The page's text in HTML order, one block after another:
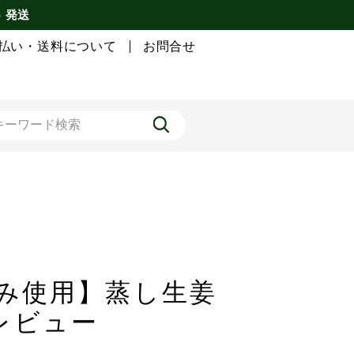
発送
い・送料について お問合せ
使用】蒸し生姜
ビュー